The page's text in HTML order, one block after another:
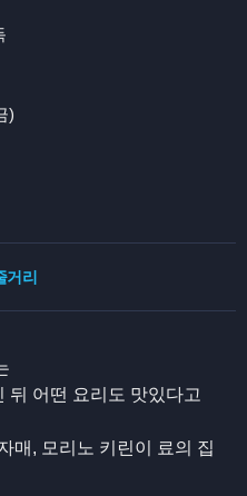
)
거리
뒤 어떤 요리도 맛있다고
매, 모리노 키린이 료의 집